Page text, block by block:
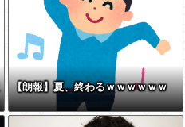
【朗報】夏、終わるｗｗｗｗｗｗ